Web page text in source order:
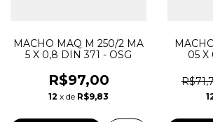
MACHO MAQ M 250/2 MA
5 X 0,8 DIN 371 - OSG
R$97,00
12 x de R$9,83
05 X